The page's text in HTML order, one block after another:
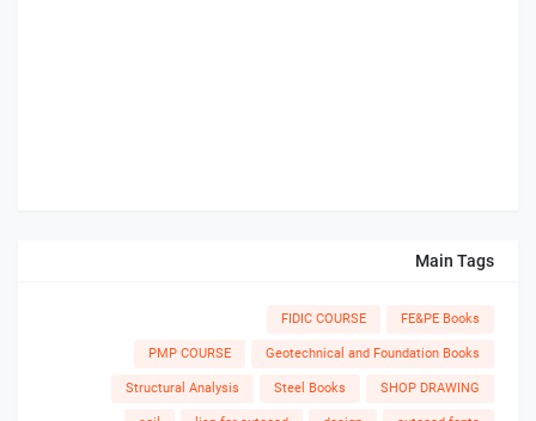
Main Tags
FE&PE Books
FIDIC COURSE
Geotechnical and Foundation Books
PMP COURSE
SHOP DRAWING
Steel Books
Structural Analysis